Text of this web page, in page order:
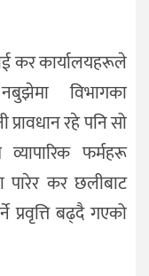
कर कार्यालयहरूले
विभागका
प्रावधान रहे पनि सो
फर्महरू
पारेर कर छलीबाट
प्रवृत्ति बढ्दै गएको